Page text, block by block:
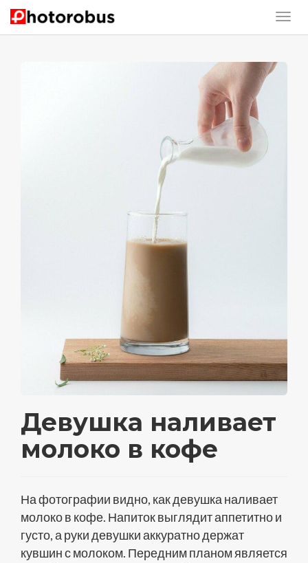
Девушка наливает
молоко в кофе
На фотографии видно, как девушка наливает
молоко в кофе. Напиток выглядит аппетитно и
густо, а руки девушки аккуратно держат
кувшин с молоком. Передним планом является